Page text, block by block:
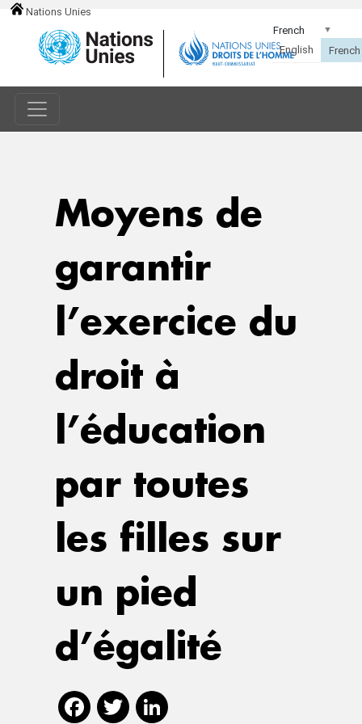
Nations Unies
Moyens de
garantir
l’exercice du
droit à
l’éducation
par toutes
les filles sur
un pied
d’égalité
Facebook
Twitter
LinkedIn